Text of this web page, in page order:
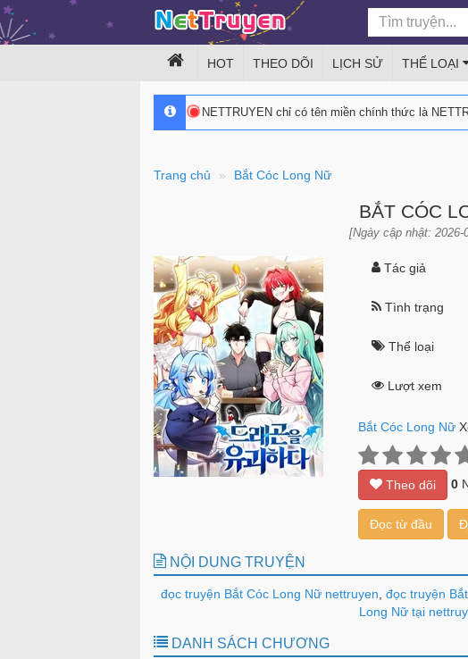
HOT THEO DÕI LỊCH SỬ THỂ LOẠI
NETTRUYEN chỉ có tên miền chính thức là
Trang chủ Bắt Cóc Long Nữ
BẮT CÓC
[Ngày cập nhật: 2026-
Tác giả
Tình trạng
Thể loại
Lượt xem
Bắt Cóc Long Nữ
Theo dõi 0
Đọc từ đầu
NỘI DUNG TRUYỆN
đọc truyện Bắt Cóc Long Nữ nettruyen đọc truyện
Long Nữ tại
DANH SÁCH CHƯƠNG